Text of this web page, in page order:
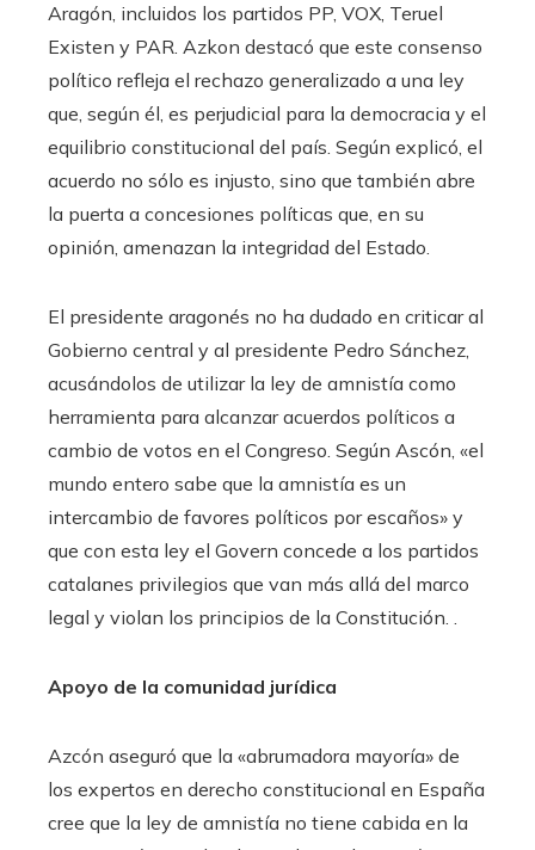
Aragón, incluidos los partidos PP, VOX, Teruel
Existen y PAR. Azkon destacó que este consenso
político refleja el rechazo generalizado a una ley
que, según él, es perjudicial para la democracia y el
equilibrio constitucional del país. Según explicó, el
acuerdo no sólo es injusto, sino que también abre
la puerta a concesiones políticas que, en su
opinión, amenazan la integridad del Estado.
El presidente aragonés no ha dudado en criticar al
Gobierno central y al presidente Pedro Sánchez,
acusándolos de utilizar la ley de amnistía como
herramienta para alcanzar acuerdos políticos a
cambio de votos en el Congreso. Según Ascón, «el
mundo entero sabe que la amnistía es un
intercambio de favores políticos por escaños» y
que con esta ley el Govern concede a los partidos
catalanes privilegios que van más allá del marco
legal y violan los principios de la Constitución. .
Apoyo de la comunidad jurídica
Azcón aseguró que la «abrumadora mayoría» de
los expertos en derecho constitucional en España
cree que la ley de amnistía no tiene cabida en la